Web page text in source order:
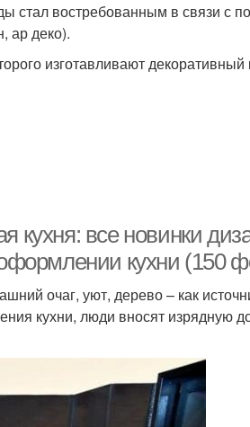
стал востребованным в связи с
ар деко).
изготавливают декоративный
кухня: все новинки
оформлении кухни (150
очаг, уют, дерево – как
кухни, люди вносят изрядную